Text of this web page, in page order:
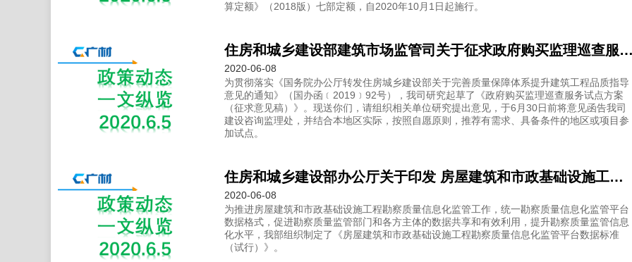
算定额》（2018版）七部定额，自2020年10月1日起施行。
住房和城乡建设部建筑市场监管司关于征求政府购买监理巡查服务试点方案 （征求意见
2020-06-08
为贯彻落实《国务院办公厅转发住房城乡建设部关于完善质量保障体系提升建筑工程品质指导
意见的通知》（国办函﹝2019﹞92号），我司研究起草了《政府购买监理巡查服务试点方案
（征求意见稿）》。现送你们，请组织相关单位研究提出意见，于6月30日前将意见函告我司
建设咨询监理处，并结合本地区实际，按照自愿原则，推荐有需求、具备条件的地区或项目参
加试点。
住房和城乡建设部办公厅关于印发 房屋建筑和市政基础设施工程勘察质量信息化监管平台数据标准（试行）的通知
2020-06-08
为推进房屋建筑和市政基础设施工程勘察质量信息化监管工作，统一勘察质量信息化监管平台
数据格式，促进勘察质量监管部门和各方主体的数据共享和有效利用，提升勘察质量监管信息
化水平，我部组织制定了《房屋建筑和市政基础设施工程勘察质量信息化监管平台数据标准
（试行）》。